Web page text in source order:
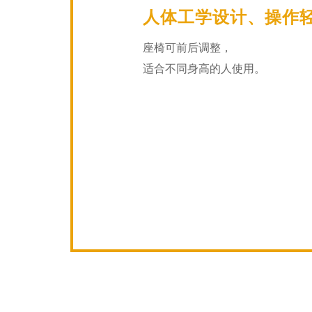
人体工学设计、操作
座椅可前后调整，
适合不同身高的人使用。